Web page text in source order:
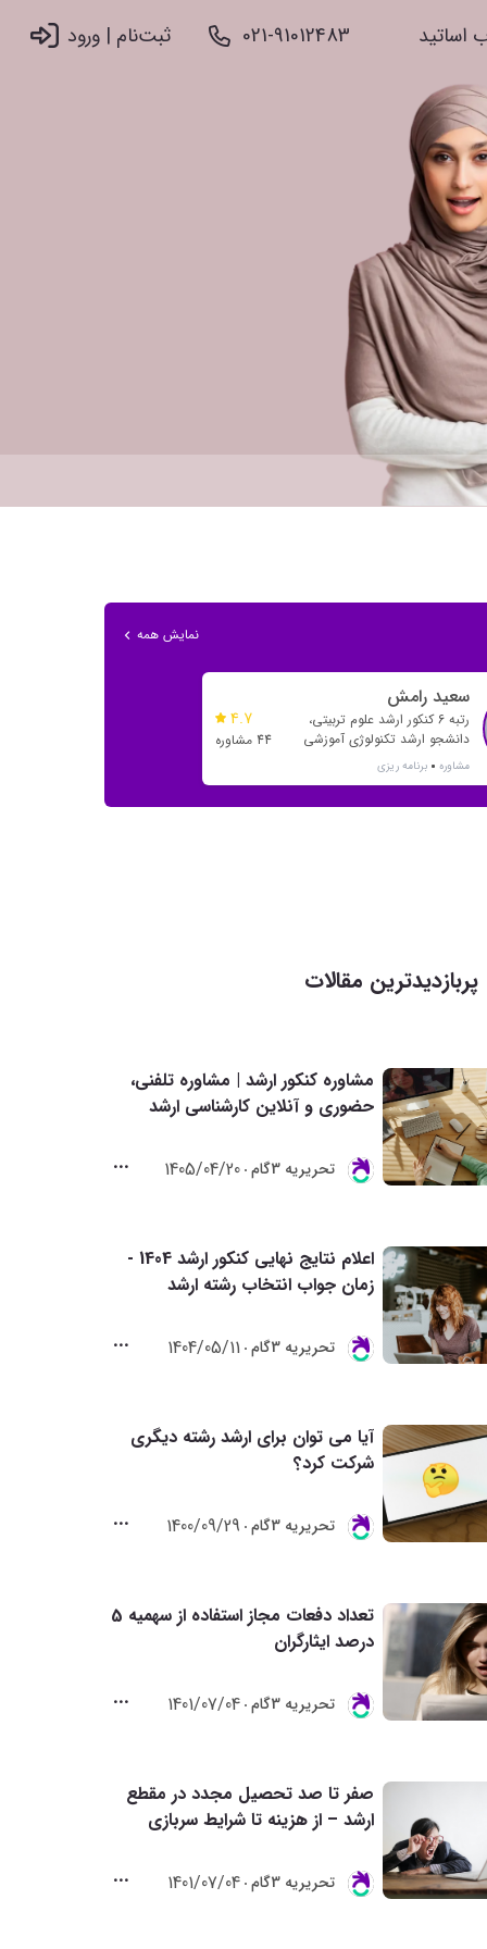
اساتید 021-91012483 ثبت‌نام |‌ ورود
نمایش همه
سعید رامش
رتبه 6 کنکور ارشد علوم تربیتی،
دانشجو ارشد تکنولوژی آموزشی
علامه طباطبایی
مشاوره برنامه ریزی
4.7
44 مشاوره
پربازدیدترین مقالات
مشاوره کنکور ارشد | مشاوره تلفنی،
حضوری و آنلاین کارشناسی ارشد
تحريريه 3گام 1405/04/20
اعلام نتایج نهایی کنکور ارشد 1404 -
زمان جواب انتخاب رشته ارشد
تحريريه 3گام 1404/05/11
آیا می توان برای ارشد رشته دیگری
شرکت کرد؟
تحريريه 3گام 1400/09/29
تعداد دفعات مجاز استفاده از سهمیه 5
درصد ایثارگران
تحريريه 3گام 1401/07/04
صفر تا صد تحصیل مجدد در مقطع
ارشد – از هزینه تا شرایط سربازی
تحريريه 3گام 1401/07/04